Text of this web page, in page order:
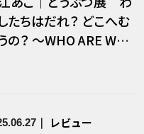
たちはだれ？ どこへむ
の？ ～WHO ARE WE?
レビュー